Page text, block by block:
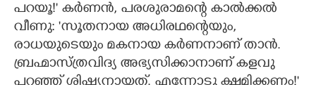
പറയൂ!" കർണൻ, പരശുരാമന്റെ കാൽക്കൽ
വീണു: 'സൂതനായ അധിരഥന്റെയും,
രാധയുടെയും മകനായ കർണനാണ് താൻ.
ബ്രഹ്മാസ്ത്രവിദ്യ അഭ്യസിക്കാനാണ് കളവു